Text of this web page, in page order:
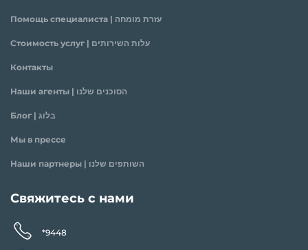
Помощь специалиста | עזרת מומחה
Стоимость услуг | עלות השירותים
Контакты
Наши агенты | הסוכנים שלנו
Блог | בלוג
Мы в прессе
Наши партнеры | השותפים שלנו
Свяжитесь с нами
*9448